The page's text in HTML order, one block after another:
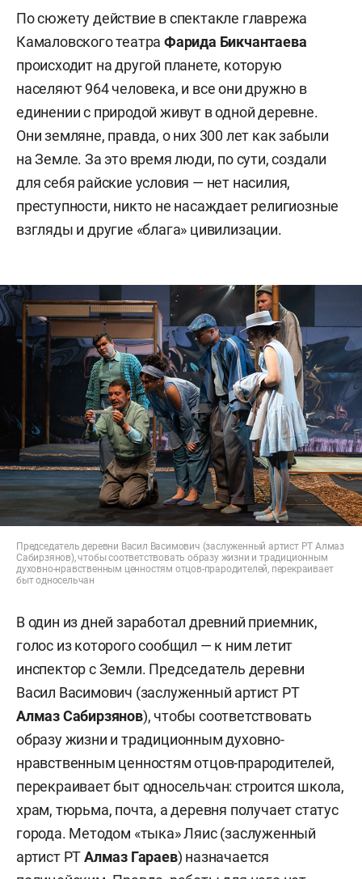
По сюжету действие в спектакле главрежа
Камаловского театра Фарида Бикчантаева
происходит на другой планете, которую
населяют 964 человека, и все они дружно в
единении с природой живут в одной деревне.
Они земляне, правда, о них 300 лет как забыли
на Земле. За это время люди, по сути, создали
для себя райские условия — нет насилия,
преступности, никто не насаждает религиозные
взгляды и другие «блага» цивилизации.
Председатель деревни Васил Васимович (заслуженный артист РТ Алмаз
Сабирзянов), чтобы соответствовать образу жизни и традиционным
духовно-нравственным ценностям отцов-прародителей, перекраивает
быт односельчан
В один из дней заработал древний приемник,
голос из которого сообщил — к ним летит
инспектор с Земли. Председатель деревни
Васил Васимович (заслуженный артист РТ
Алмаз Сабирзянов), чтобы соответствовать
образу жизни и традиционным духовно-
нравственным ценностям отцов-прародителей,
перекраивает быт односельчан: строится школа,
храм, тюрьма, почта, а деревня получает статус
города. Методом «тыка» Ляис (заслуженный
артист РТАлмаз Гараев) назначается